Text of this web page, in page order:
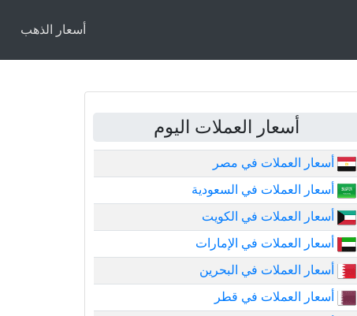
أسعار الذهب
أسعار العملات اليوم
أسعار العملات في مصر
أسعار العملات في السعودية
أسعار العملات في الكويت
أسعار العملات في الإمارات
أسعار العملات في البحرين
أسعار العملات في قطر